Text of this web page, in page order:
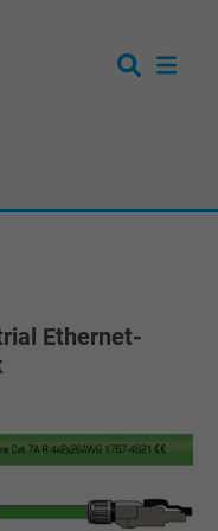
Ethernet-